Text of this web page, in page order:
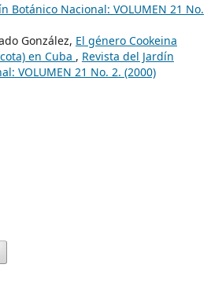
Botánico Nacional: VOLUMEN 21 No.
González, El género Cookeina
en Cuba , Revista del Jardín
VOLUMEN 21 No. 2. (2000)